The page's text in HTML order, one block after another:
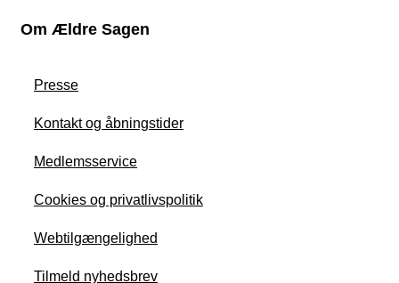
Om Ældre Sagen
Presse
Kontakt og åbningstider
Medlemsservice
Cookies og privatlivspolitik
Webtilgængelighed
Tilmeld nyhedsbrev